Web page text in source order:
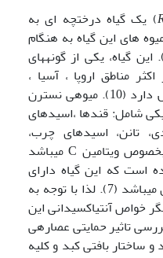
) یک گیاه درختچه ای به
می باشد میوه های این گیاه به هنگام
رسیدن قرمز رنگ می­باشند (18). این گیاه، یکی از گونه­های
مناطق اروپا ، آسیا ،
خاورمیانه و آمریکای شمالی رویش دارد (10). میوه­ی نسترن
شامل: قندها ،اسید­های
تانن، اسیدهای چرب،
ترکیبات کارتنوئیدی و ویتامین­ها بخصوص ویتامین C می­باشد
است که این گیاه دارای
اثرات ضد دیابتی، ضدالتهابی قوی می­باشد (7). لذا با توجه به
خواص آنتی­اکسیدانی این
تاثیر حمایتی عصاره­ی
ساختار بافتی کبد و کلیه